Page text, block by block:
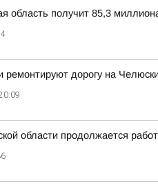
область получит 85,3
ремонтируют дорогу на
области продолжается